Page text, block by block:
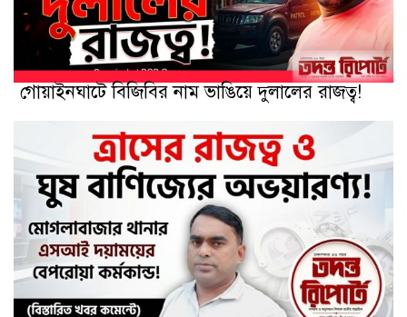
গোয়াইনঘাটে বিজিবির নাম ভাঙিয়ে দুলালের রাজত্ব!